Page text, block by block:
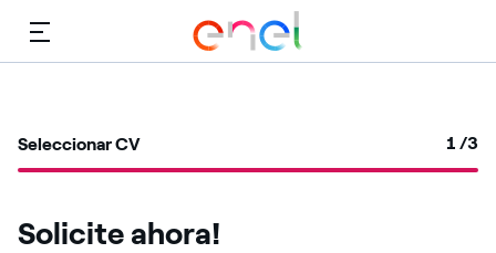
Menú
Seleccionar CV 1 /3
Solicite ahora!